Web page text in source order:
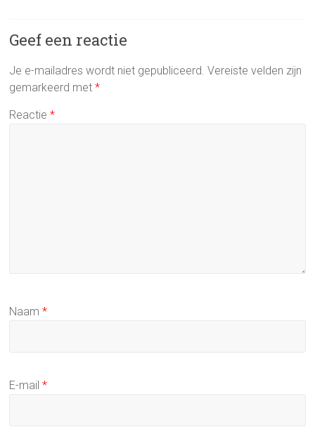
Geef een reactie
Je e-mailadres wordt niet gepubliceerd. Vereiste velden zijn
gemarkeerd met*
Reactie*
Naam*
E-mail*